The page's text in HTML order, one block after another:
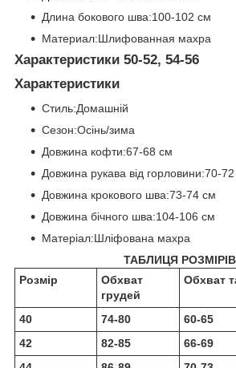
Длина бокового шва:100-102 см
Материал:Шлифованная махра
Характеристики 50-52, 54-56
Характеристики
Стиль:Домашній
Сезон:Осінь/зима
Довжина кофти:67-68 см
Довжина рукава від горловини:70-
Довжина крокового шва:73-74 см
Довжина бічного шва:104-106 см
Матеріал:Шліфована махра
ТАБЛИЦЯ РОЗМІРІВ
Розмір
Обхват
грудей
Обхват
40
74-80 60-65
42
82-85 66-69